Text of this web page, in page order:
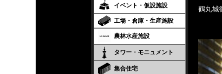
イベント・仮設施設
工場・倉庫・生産施設
農林水産施設
タワー・モニュメント
集合住宅
鶴丸城